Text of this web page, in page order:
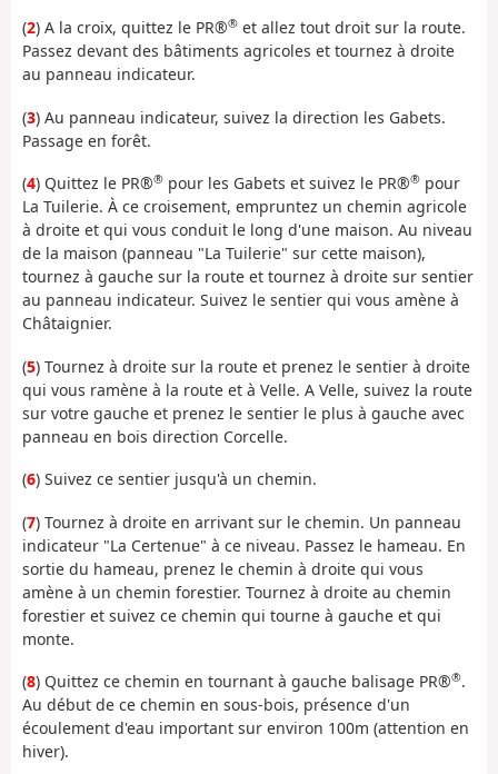
(2) A la croix, quittez le PR®® et allez tout droit sur la route.
Passez devant des bâtiments agricoles et tournez à droite
au panneau indicateur.
(3) Au panneau indicateur, suivez la direction les Gabets.
Passage en forêt.
(4) Quittez le PR®® pour les Gabets et suivez le PR®® pour
La Tuilerie. À ce croisement, empruntez un chemin agricole
à droite et qui vous conduit le long d'une maison. Au niveau
de la maison (panneau "La Tuilerie" sur cette maison),
tournez à gauche sur la route et tournez à droite sur sentier
au panneau indicateur. Suivez le sentier qui vous amène à
Châtaignier.
(5) Tournez à droite sur la route et prenez le sentier à droite
qui vous ramène à la route et à Velle. A Velle, suivez la route
sur votre gauche et prenez le sentier le plus à gauche avec
panneau en bois direction Corcelle.
(6) Suivez ce sentier jusqu'à un chemin.
(7) Tournez à droite en arrivant sur le chemin. Un panneau
indicateur "La Certenue" à ce niveau. Passez le hameau. En
sortie du hameau, prenez le chemin à droite qui vous
amène à un chemin forestier. Tournez à droite au chemin
forestier et suivez ce chemin qui tourne à gauche et qui
monte.
(8) Quittez ce chemin en tournant à gauche balisage PR®®.
Au début de ce chemin en sous-bois, présence d'un
écoulement d'eau important sur environ 100m (attention en
hiver).